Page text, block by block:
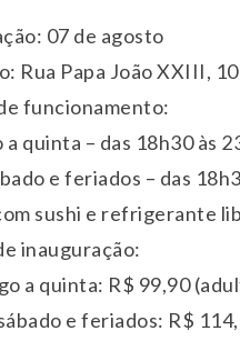
07 de agosto
Rua Papa João XXIII,
funcionamento:
a quinta – das 18h30 às
e feriados – das
sushi e refrigerante
inauguração:
a quinta: R$ 99,90
e feriados: R$